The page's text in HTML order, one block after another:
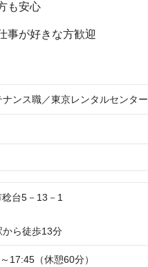
も安心
事が好きな方歓迎
ンス職／東京レンタルセンター
台5－13－1
から徒歩13分
17:45（休憩60分）